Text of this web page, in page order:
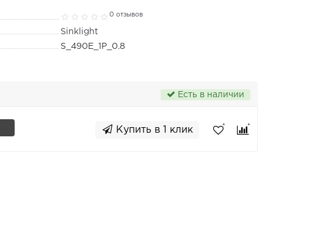
0 отзывов
Sinklight
S_490E_1P_0.8
Есть в наличии
Купить в 1 клик